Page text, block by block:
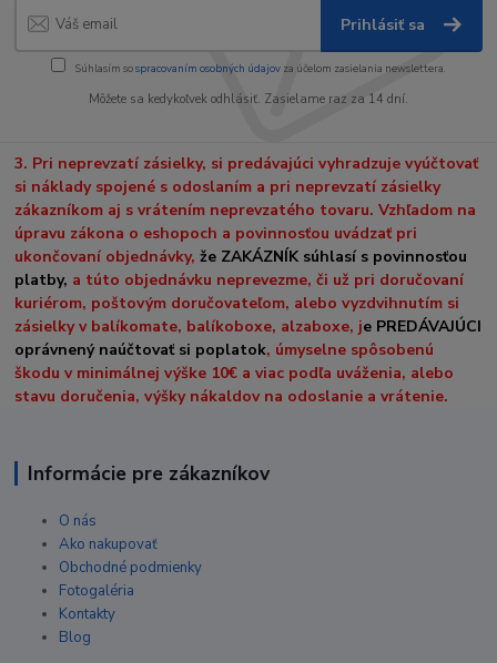
Prihlásiť sa
Súhlasím sospracovaním osobných údajov za účelom zasielania newslettera.
Môžete sa kedykoľvek odhlásiť. Zasielame raz za 14 dní.
3. Pri neprevzatí zásielky, si predávajúci vyhradzuje vyúčtovať
si náklady spojené s odoslaním a pri neprevzatí zásielky
zákazníkom aj s vrátením neprevzatého tovaru. Vzhľadom na
úpravu zákona o eshopoch a povinnosťou uvádzať pri
ukončovaní objednávky,že ZAKÁZNÍK súhlasí s povinnosťou
platby, a túto objednávku neprevezme, či už pri doručovaní
kuriérom, poštovým doručovateľom, alebo vyzdvihnutím si
zásielky v balíkomate, balíkoboxe, alzaboxe, je PREDÁVAJÚCI
oprávnený naúčtovať si poplatok, úmyselne spôsobenú
škodu v minimálnej výške 10€ a viac podľa uváženia, alebo
stavu doručenia, výšky nákaldov na odoslanie a vrátenie.
Informácie pre zákazníkov
O nás
Ako nakupovať
Obchodné podmienky
Fotogaléria
Kontakty
Blog